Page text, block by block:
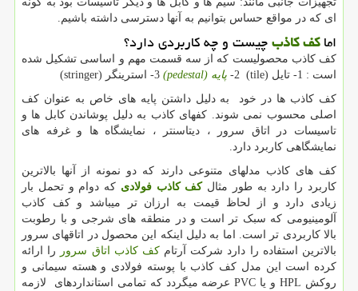
ای که در مواقع حساس بتوانیم به آنها دسترسی داشته باشیم.
اماکف کاذبچیست و چه کاربردی دارد؟
کف کاذب محصولیست که از سه قسمت مهم و اساسی تشکیل شده
است : 1- تایل (
(tile پایه (pedestal
)
(stringer)
کف کاذب ها در خود به دلیل داشتن پایه های خاص به عنوان کف
اصلی محسوب نمی شوند. کفهای کاذب به دلیل پوشاندن کابل ها و
تاسیسات در اتاق سرور ، دیتاسنتر ، نمایشگاه ها و غرفه های
نمایشگاهی کاربرد دارد.
کف های کاذب مدلهای متنوعی دارند که دو نمونه از آنها بالاترین
کاربرد را دارد به طور مثالکف کاذب فولادی که دوام و تحمل بار
زیادی دارد و از لحاظ قیمت به ارزان تر میباشد و کف کاذب
آلومینیومی که سبک تر است و در منطقه های شرجی و با رطوبت
بالا کاربردی تر است. اما به دلیل اینکه این محصول در اتاقهای سرور
بالاترین استفاده را دارد شرکت آرتامکف کاذب اتاق سرور
را ارائه
کرده است این مدل کف کاذب با پوسته فولادی و هسته سیمانی و
روکش HPLو یا PVCعرضه میگردد که تمامی استانداردهای لازمه